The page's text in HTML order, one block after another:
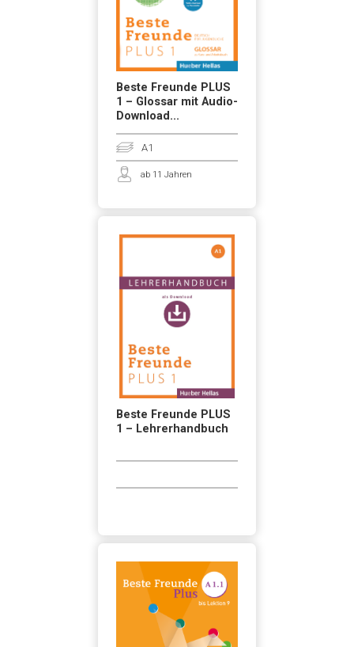
Beste Freunde PLUS
1 – Glossar mit Audio-
Download...
A1
ab 11 Jahren
Beste Freunde PLUS
1 – Lehrerhandbuch